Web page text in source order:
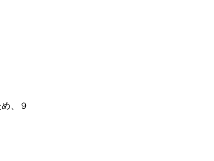
、９